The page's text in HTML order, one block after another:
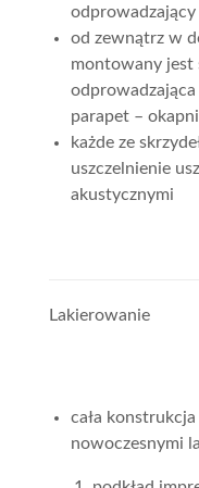
od zewnątrz w
montowany jest
parapet –
każde ze
uszczelnienie
akustycznymi
Lakierowanie
cała
nowoczesnymi